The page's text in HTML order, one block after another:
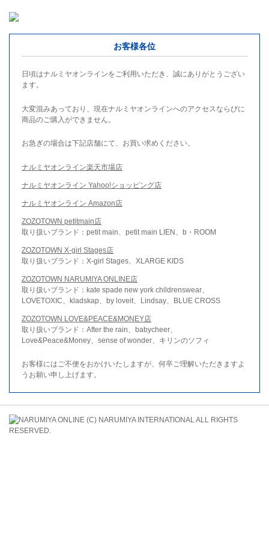
お客様各位
日頃はナルミヤオンラインをご利用いただき、誠にありがとうござい
ます。
大変混みあっており、現在ナルミヤオンラインへのアクセスならびに
商品のご購入ができません。
お急ぎの場合は下記店舗にて、お買い求めください。
ナルミヤオンライン楽天市場店
ナルミヤオンライン Yahoo!ショッピング店
ナルミヤオンライン Amazon店
ZOZOTOWN petitmain店
取り扱いブランド：petit main、petit main LIEN、b・ROOM
ZOZOTOWN X-girl Stages店
取り扱いブランド：X-girl Stages、XLARGE KIDS
ZOZOTOWN NARUMIYA ONLINE店
取り扱いブランド：kate spade new york childrenswear、
LOVETOXIC、kladskap、by loveit、Lindsay、BLUE CROSS
ZOZOTOWN LOVE&PEACE&MONEY店
取り扱いブランド：After the rain、babycheer、
Love&Peace&Money、sense of wonder、キリンのソフィ
お客様にはご不便をおかけいたしますが、何卒ご理解いただきますよ
うお願い申し上げます。